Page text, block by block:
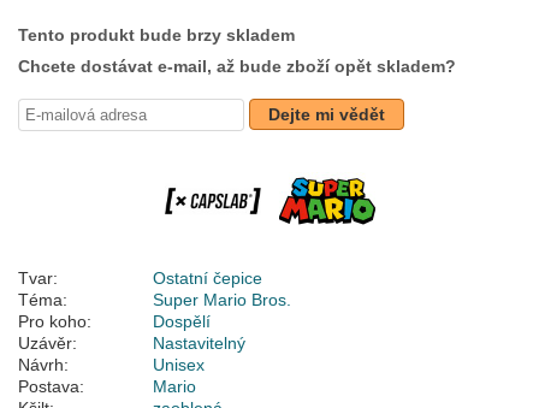
Tento produkt bude brzy skladem
Chcete dostávat e-mail, až bude zboží opět skladem?
Dejte mi vědět
Tvar:
Ostatní čepice
Téma:
Super Mario Bros.
Pro koho:
Dospělí
Uzávěr:
Nastavitelný
Návrh:
Unisex
Postava:
Mario